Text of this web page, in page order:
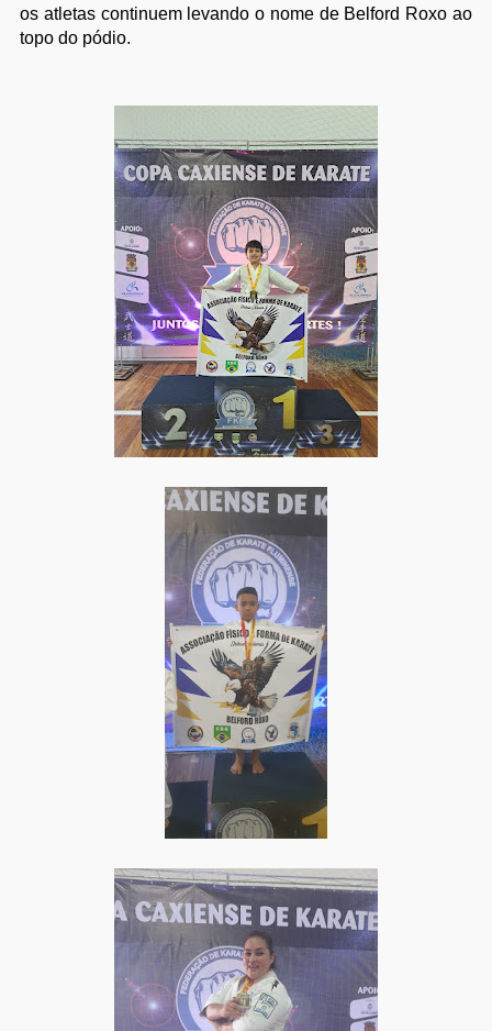
os atletas continuem levando o nome de Belford Roxo ao
topo do pódio.